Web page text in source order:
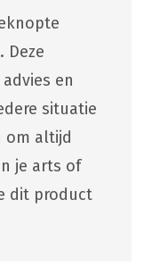
Deze
en
situatie
om altijd
je arts of
dit product